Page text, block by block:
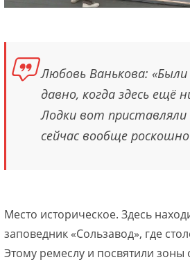
Любовь Ванькова: «Были
давно, когда здесь ещё
Лодки вот приставляли
сейчас вообще роскошно
Место историческое. Здесь
заповедник «Сользавод», где
Этому ремеслу и посвятили